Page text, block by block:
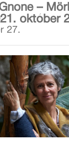
–
október
27.